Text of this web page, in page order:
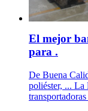
El mejor
para .
De Buena
poliéster, ... La